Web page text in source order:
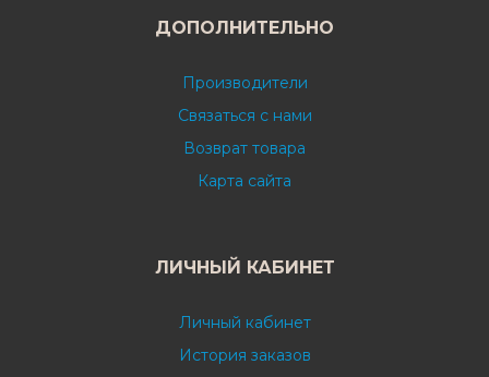
ДОПОЛНИТЕЛЬНО
Производители
Связаться с нами
Возврат товара
Карта сайта
ЛИЧНЫЙ КАБИНЕТ
Личный кабинет
История заказов